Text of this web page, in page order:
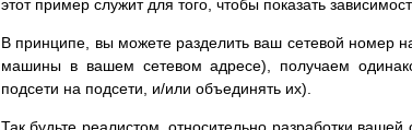
этот пример служит для того, чтобы показать
В принципе, вы можете разделить ваш сетевой номер
машины в вашем сетевом адресе), получаем
подсети на подсети, и/или объединять их).